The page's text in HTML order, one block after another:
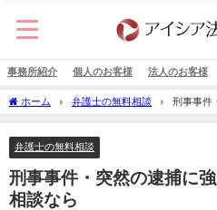
事務所紹介 個人のお客様 法人のお客様
ホーム 弁護士の無料相談
刑事事件
相談なら
弁護士の無料相談
刑事事件・突然の逮捕に
相談なら